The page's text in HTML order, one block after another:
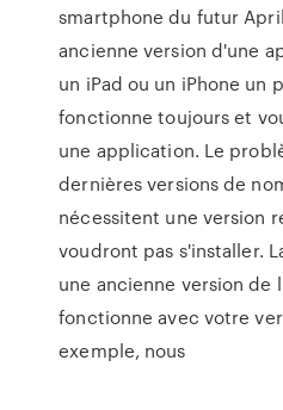
smartphone du futur
ancienne version d'une
un iPad ou un iPhone un
fonctionne toujours et
une application. Le
dernières versions de
nécessitent une version
voudront pas s'installer.
une ancienne version de
fonctionne avec votre
exemple, nous